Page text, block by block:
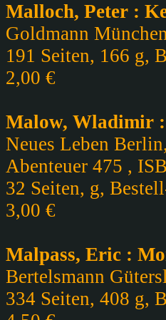
Malloch, Peter :
Goldmann
191 Seiten, 166 g,
2,00 €
Malow, Wladimir
Neues Leben
Abenteuer 475 ,
32 Seiten, g,
3,00 €
Malpass, Eric :
Bertelsmann
334 Seiten, 408 g,